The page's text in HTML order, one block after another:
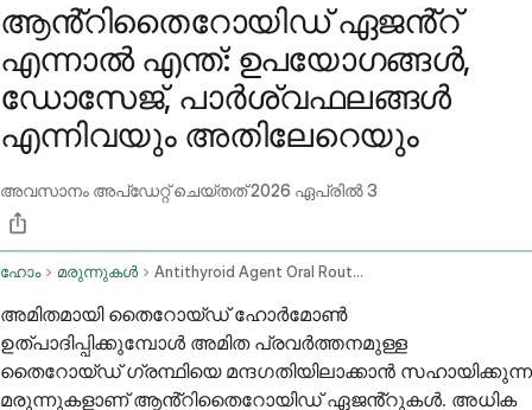
ആൻ്റിതൈറോയിഡ് ഏജൻ്റ്
എന്നാൽ എന്ത്: ഉപയോഗങ്ങൾ,
ഡോസേജ്, പാർശ്വഫലങ്ങൾ
എന്നിവയും അതിലേറെയും
അവസാനം അപ്ഡേറ്റ് ചെയ്തത്2026 ഏപ്രിൽ 3
ഹോം മരുന്നുകൾ Antithyroid Agent Oral Route Rectal Route
അമിതമായി തൈറോയ്ഡ് ഹോർമോൺ
ഉത്പാദിപ്പിക്കുമ്പോൾ അമിത പ്രവർത്തനമുള്ള
തൈറോയ്ഡ് ഗ്രന്ഥിയെ മന്ദഗതിയിലാക്കാൻ സഹായിക്കുന്ന
മരുന്നുകളാണ് ആൻ്റിതൈറോയിഡ് ഏജൻ്റുകൾ. അധിക